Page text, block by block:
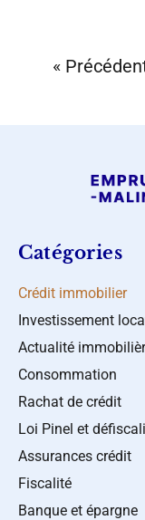
«
Catégories
Crédit immobilier
Investissement
Actualité
Consommation
Rachat de crédit
Loi Pinel et
Assurances crédit
Fiscalité
Banque et épargne